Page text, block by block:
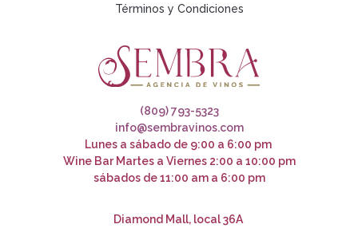
Términos y Condiciones
(809) 793-5323
info@sembravinos.com
Lunes a sábado de 9:00 a 6:00 pm
Wine Bar Martes a Viernes 2:00 a 10:00 pm
sábados de 11:00 am a 6:00 pm
Diamond Mall, local 36A